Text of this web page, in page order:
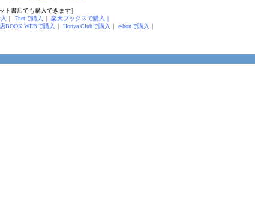
ト書店でも購入できます］
｜ 7netで購入 ｜ 楽天ブックスで購入｜
BOOK WEBで購入 ｜ Honya Clubで購入 ｜ e-honで購入 ｜